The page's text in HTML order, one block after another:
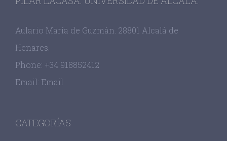
Aulario María de Guzmán. 28801 Alcalá de
Henares.
Phone: +34 918852412
Email: Email
CATEGORÍAS